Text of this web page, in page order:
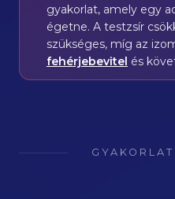
gyakorlat, amely egy
égetne. A testzsír
szükséges, míg az
fehérjebevitel és